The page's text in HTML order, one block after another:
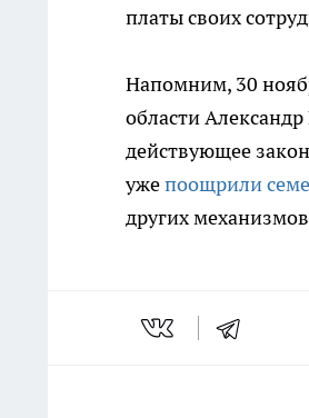
платы своих
Напомним, 30
области
действующее
ужепоощрили
других